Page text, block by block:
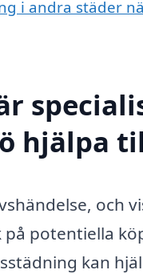
i andra städer
hjälpa
och
potentiella
kan